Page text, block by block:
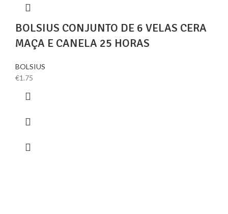
BOLSIUS CONJUNTO DE 6 VELAS CERA
MAÇA E CANELA 25 HORAS
BOLSIUS
€1.75